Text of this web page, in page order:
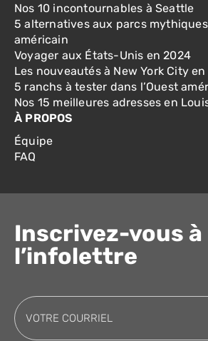
Nos 10 incontournables à Seattle
5 alternatives aux parcs mythiques
américain
Voyager aux États-Unis en 2024
Les nouveautés à New York City
5 ranchs à tester dans l’Ouest
Nos 15 meilleures adresses en
À PROPOS
Équipe
FAQ
Inscrivez-vous à
l’infolettre
Courriel